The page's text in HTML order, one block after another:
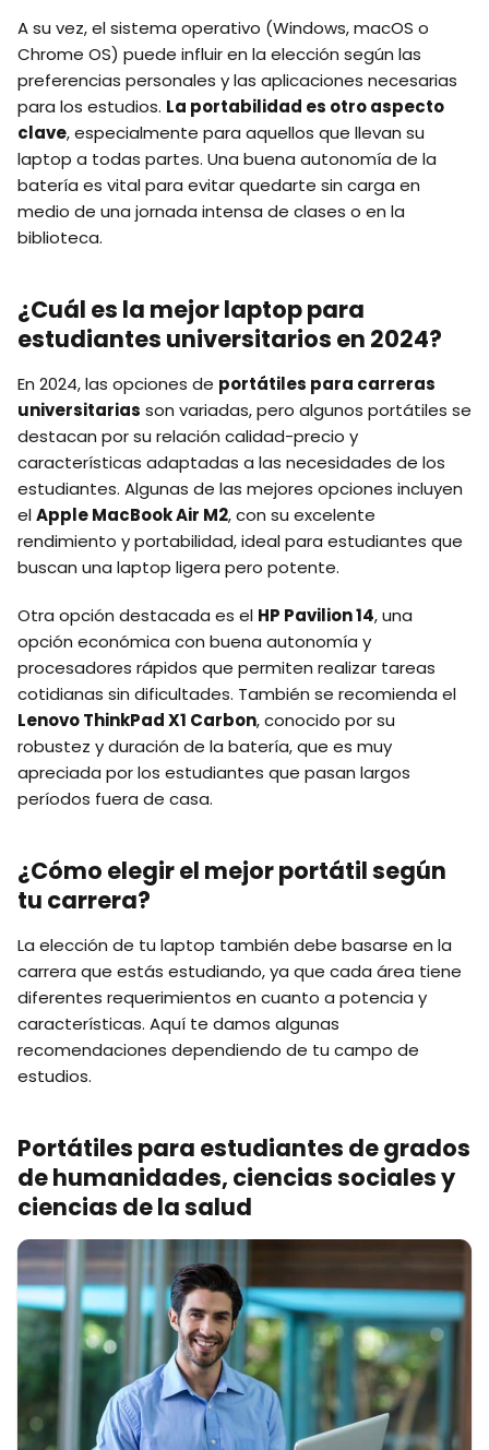
A su vez, el sistema operativo (Windows, macOS o
Chrome OS) puede influir en la elección según las
preferencias personales y las aplicaciones necesarias
para los estudios. La portabilidad es otro aspecto
clave, especialmente para aquellos que llevan su
laptop a todas partes. Una buena autonomía de la
batería es vital para evitar quedarte sin carga en
medio de una jornada intensa de clases o en la
biblioteca.
¿Cuál es la mejor laptop para
estudiantes universitarios en 2024?
En 2024, las opciones de portátiles para carreras
universitarias son variadas, pero algunos portátiles se
destacan por su relación calidad-precio y
características adaptadas a las necesidades de los
estudiantes. Algunas de las mejores opciones incluyen
elApple MacBook Air M2, con su excelente
rendimiento y portabilidad, ideal para estudiantes que
buscan una laptop ligera pero potente.
Otra opción destacada es el HP Pavilion 14, una
opción económica con buena autonomía y
procesadores rápidos que permiten realizar tareas
cotidianas sin dificultades. También se recomienda el
Lenovo ThinkPad X1 Carbon, conocido por su
robustez y duración de la batería, que es muy
apreciada por los estudiantes que pasan largos
períodos fuera de casa.
¿Cómo elegir el mejor portátil según
tu carrera?
La elección de tu laptop también debe basarse en la
carrera que estás estudiando, ya que cada área tiene
diferentes requerimientos en cuanto a potencia y
características. Aquí te damos algunas
recomendaciones dependiendo de tu campo de
estudios.
Portátiles para estudiantes de grados
de humanidades, ciencias sociales y
ciencias de la salud